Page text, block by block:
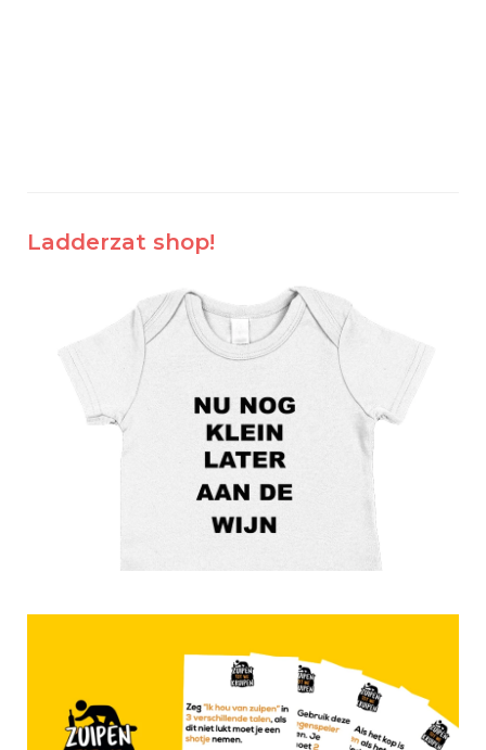
Ladderzat shop!